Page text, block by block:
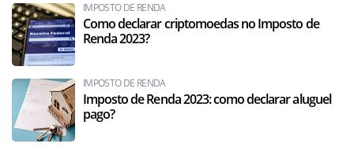
IMPOSTO DE RENDA
Como declarar criptomoedas no Imposto de
Renda 2023?
IMPOSTO DE RENDA
Imposto de Renda 2023: como declarar aluguel
pago?